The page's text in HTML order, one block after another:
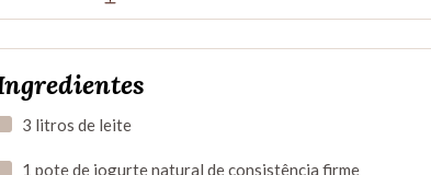
3 litros de leite
1 pote de iogurte natural de consistência firme